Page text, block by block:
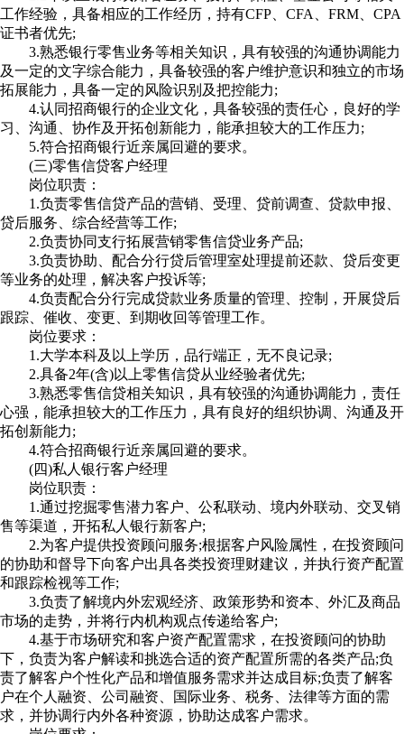
工作经验，具备相应的工作经历，持有CFP、CFA、FRM、CPA
证书者优先;
3.熟悉银行零售业务等相关知识，具有较强的沟通协调能力
及一定的文字综合能力，具备较强的客户维护意识和独立的市场
拓展能力，具备一定的风险识别及把控能力;
4.认同招商银行的企业文化，具备较强的责任心，良好的学
习、沟通、协作及开拓创新能力，能承担较大的工作压力;
5.符合招商银行近亲属回避的要求。
(三)零售信贷客户经理
岗位职责：
1.负责零售信贷产品的营销、受理、贷前调查、贷款申报、
贷后服务、综合经营等工作;
2.负责协同支行拓展营销零售信贷业务产品;
3.负责协助、配合分行贷后管理室处理提前还款、贷后变更
等业务的处理，解决客户投诉等;
4.负责配合分行完成贷款业务质量的管理、控制，开展贷后
跟踪、催收、变更、到期收回等管理工作。
岗位要求：
1.大学本科及以上学历，品行端正，无不良记录;
2.具备2年(含)以上零售信贷从业经验者优先;
3.熟悉零售信贷相关知识，具有较强的沟通协调能力，责任
心强，能承担较大的工作压力，具有良好的组织协调、沟通及开
拓创新能力;
4.符合招商银行近亲属回避的要求。
(四)私人银行客户经理
岗位职责：
1.通过挖掘零售潜力客户、公私联动、境内外联动、交叉销
售等渠道，开拓私人银行新客户;
2.为客户提供投资顾问服务;根据客户风险属性，在投资顾问
的协助和督导下向客户出具各类投资理财建议，并执行资产配置
和跟踪检视等工作;
3.负责了解境内外宏观经济、政策形势和资本、外汇及商品
市场的走势，并将行内机构观点传递给客户;
4.基于市场研究和客户资产配置需求，在投资顾问的协助
下，负责为客户解读和挑选合适的资产配置所需的各类产品;负
责了解客户个性化产品和增值服务需求并达成目标;负责了解客
户在个人融资、公司融资、国际业务、税务、法律等方面的需
求，并协调行内外各种资源，协助达成客户需求。